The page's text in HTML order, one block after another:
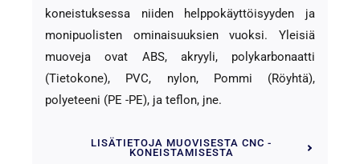
koneistuksessa niiden helppokäyttöisyyden ja
monipuolisten ominaisuuksien vuoksi. Yleisiä
muoveja ovat ABS, akryyli, polykarbonaatti
(Tietokone), PVC, nylon, Pommi (Röyhtä),
polyeteeni (PE -PE), ja teflon, jne.
LISÄTIETOJA MUOVISESTA CNC -
KONEISTAMISESTA